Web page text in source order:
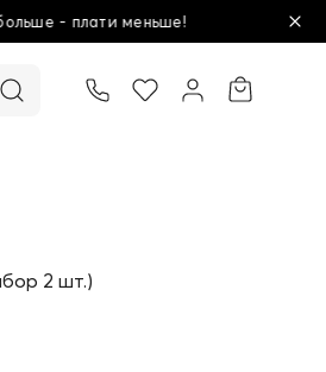
2 шт.)
добавлен в корзину